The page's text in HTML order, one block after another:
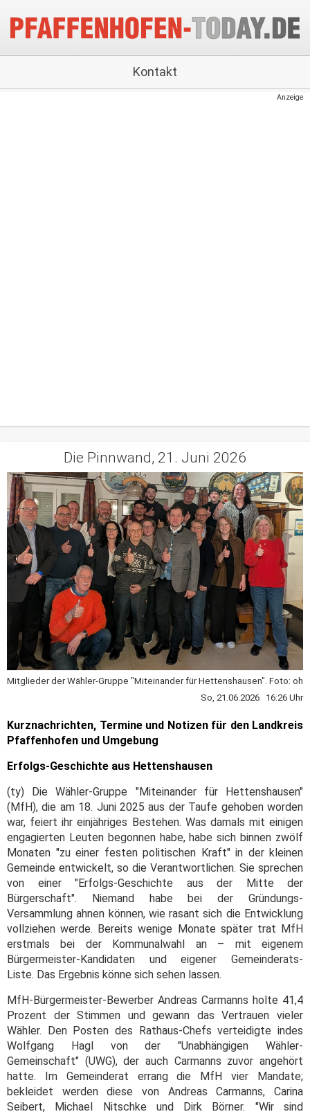
Kontakt
Anzeige
Die Pinnwand, 21. Juni 2026
Mitglieder der Wähler-Gruppe "Miteinander für Hettenshausen". Foto: oh
So, 21.06.2026 16:26 Uhr
Kurznachrichten, Termine und Notizen für den Landkreis
Pfaffenhofen und Umgebung
Erfolgs-Geschichte aus Hettenshausen
(ty) Die Wähler-Gruppe "Miteinander für Hettenshausen"
(MfH), die am 18. Juni 2025 aus der Taufe gehoben worden
war, feiert ihr einjähriges Bestehen. Was damals mit einigen
engagierten Leuten begonnen habe, habe sich binnen zwölf
Monaten "zu einer festen politischen Kraft" in der kleinen
Gemeinde entwickelt, so die Verantwortlichen. Sie sprechen
von einer "Erfolgs-Geschichte aus der Mitte der
Bürgerschaft". Niemand habe bei der Gründungs-
Versammlung ahnen können, wie rasant sich die Entwicklung
vollziehen werde. Bereits wenige Monate später trat MfH
erstmals bei der Kommunalwahl an – mit eigenem
Bürgermeister-Kandidaten und eigener Gemeinderats-
Liste. Das Ergebnis könne sich sehen lassen.
MfH-Bürgermeister-Bewerber Andreas Carmanns holte 41,4
Prozent der Stimmen und gewann das Vertrauen vieler
Wähler. Den Posten des Rathaus-Chefs verteidigte indes
Wolfgang Hagl von der "Unabhängigen Wähler-
Gemeinschaft" (UWG), der auch Carmanns zuvor angehört
hatte. Im Gemeinderat errang die MfH vier Mandate;
bekleidet werden diese von Andreas Carmanns, Carina
Seibert, Michael Nitschke und Dirk Börner. "Wir sind